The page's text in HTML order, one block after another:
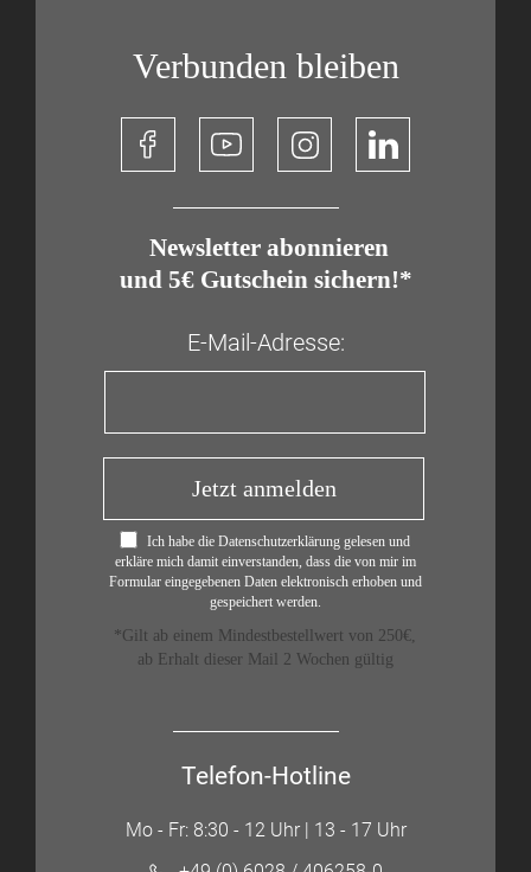
Verbunden bleiben
​ Newsletter abonnieren
und 5€ Gutschein sichern!*
E-Mail-Adresse:
Jetzt anmelden
Ich habe die Datenschutzerklärung gelesen und
erkläre mich damit einverstanden, dass die von mir im
Formular eingegebenen Daten elektronisch erhoben und
gespeichert werden.
*Gilt ab einem Mindestbestellwert von 250€,
ab Erhalt dieser Mail 2 Wochen gültig
Telefon-Hotline
Mo - Fr: 8:30 - 12 Uhr | 13 - 17 Uhr